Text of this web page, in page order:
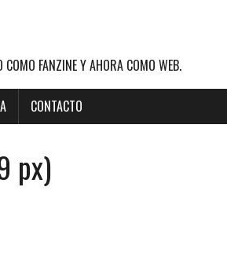
FANZINE Y AHORA COMO WEB.
CONTACTO
px)